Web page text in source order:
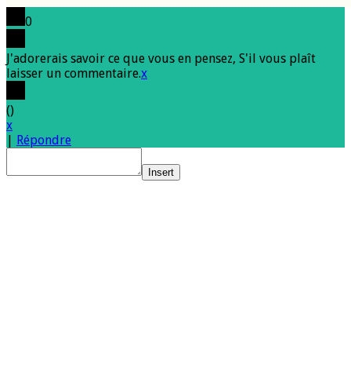
0
J'adorerais savoir ce que vous en pensez, S'il vous plaît
laisser un commentaire.x
()
x
| Répondre
Insert